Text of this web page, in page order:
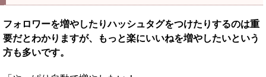
フォロワーを増やしたりハッシュタグをつけたりするのは重
要だとわかりますが、もっと楽にいいねを増やしたいという
方も多いです。